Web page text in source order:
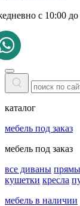
с 10:00
каталог
мебель под заказ
мебель под заказ
все диваны
кушетки кресла
мебель в наличии